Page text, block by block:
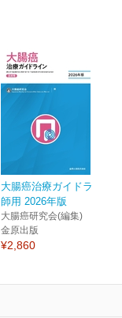
大腸癌治療ガイドライン 医
師用 2026年版
大腸癌研究会(編集)
金原出版
¥2,860